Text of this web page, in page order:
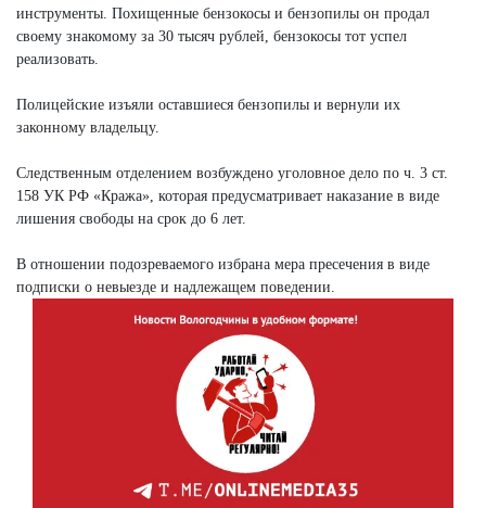
инструменты. Похищенные бензокосы и бензопилы он продал
своему знакомому за 30 тысяч рублей, бензокосы тот успел
реализовать.
Полицейские изъяли оставшиеся бензопилы и вернули их
законному владельцу.
Следственным отделением возбуждено уголовное дело по ч. 3 ст.
158 УК РФ «Кража», которая предусматривает наказание в виде
лишения свободы на срок до 6 лет.
В отношении подозреваемого избрана мера пресечения в виде
подписки о невыезде и надлежащем поведении.